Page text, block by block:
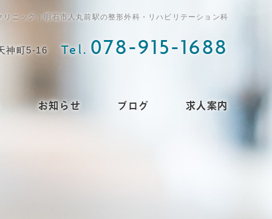
ニック｜明石市人丸前駅の整形外科・リハビリテーション科
神町5-16 Tel. 078-915-1688
お知らせ ブログ 求人案内